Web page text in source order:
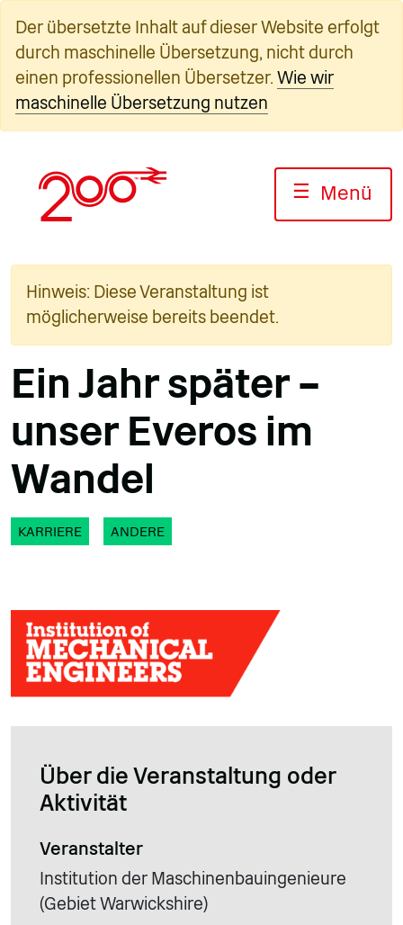
Inhalt
springen
Der übersetzte Inhalt auf dieser Website erfolgt
durch maschinelle Übersetzung, nicht durch
einen professionellen Übersetzer. Wie wir
maschinelle Übersetzung nutzen
☰ Menü
Hinweis: Diese Veranstaltung ist
möglicherweise bereits beendet.
Ein Jahr später –
unser Everos im
Wandel
KARRIERE ANDERE
Über die Veranstaltung oder
Aktivität
Veranstalter
Institution der Maschinenbauingenieure
(Gebiet Warwickshire)